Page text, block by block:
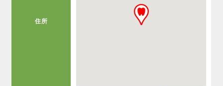
住所